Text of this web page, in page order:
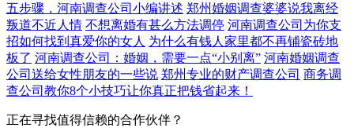
五步骤，河南调查公司小编讲述 郑州婚姻调查婆婆说我离经
叛道不近人情 不想离婚有甚么方法调停 河南调查公司为你支
招如何找到真爱你的女人 为什么有钱人家里都不再铺瓷砖地
板了 河南调查公司：婚姻，需要一点“小别离” 河南婚姻调查
公司送给女性朋友的一些说 郑州专业的财产调查公司 商务调
查公司教你8个小技巧让你真正把钱省起来！
正在寻找值得信赖的合作伙伴？